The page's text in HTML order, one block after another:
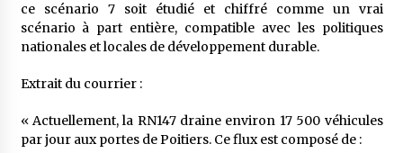
ce scénario 7 soit étudié et chiffré comme un vrai
scénario à part entière, compatible avec les politiques
nationales et locales de développement durable.
Extrait du courrier :
« Actuellement, la RN147 draine environ 17 500 véhicules
par jour aux portes de Poitiers. Ce flux est composé de :